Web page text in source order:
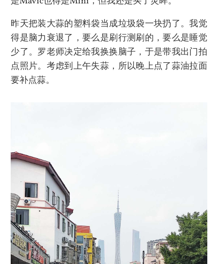
昨天把装大蒜的塑料袋当成垃圾袋一块扔了。我觉
得是脑力衰退了，要么是刷行测刷的，要么是睡觉
少了。罗老师决定给我换换脑子，于是带我出门拍
点照片。考虑到上午失蒜，所以晚上点了蒜油拉面
要补点蒜。